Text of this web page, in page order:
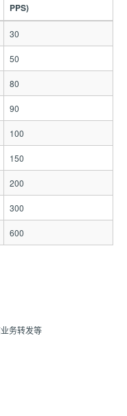
PPS)
30
50
80
90
100
150
200
300
600
务转发等